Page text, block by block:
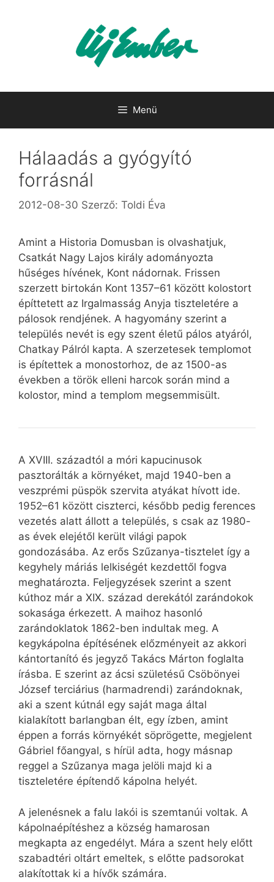
Menü
Hálaadás a gyógyító
forrásnál
2012-08-30 Szerző: Toldi Éva
Amint a Historia Domusban is olvashatjuk,
Csatkát Nagy Lajos király adományozta
hűséges hívének, Kont nádornak. Frissen
szerzett birtokán Kont 1357–61 között kolostort
építtetett az Irgalmasság Anyja tiszteletére a
pálosok rendjének. A hagyomány szerint a
település nevét is egy szent életű pálos atyáról,
Chatkay Pálról kapta. A szerzetesek templomot
is építettek a monostorhoz, de az 1500-as
években a török elleni harcok során mind a
kolostor, mind a templom megsemmisült.
A XVIII. századtól a móri kapucinusok
pasztorálták a környéket, majd 1940-ben a
veszprémi püspök szervita atyákat hívott ide.
1952–61 között ciszterci, később pedig ferences
vezetés alatt állott a település, s csak az 1980-
as évek elejétől került világi papok
gondozásába. Az erős Szűzanya-tisztelet így a
kegyhely máriás lelkiségét kezdettől fogva
meghatározta. Feljegyzések szerint a szent
kúthoz már a XIX. század derekától zarándokok
sokasága érkezett. A maihoz hasonló
zarándoklatok 1862-ben indultak meg. A
kegykápolna építésének előzményeit az akkori
kántortanító és jegyző Takács Márton foglalta
írásba. E szerint az ácsi születésű Csöbönyei
József terciárius (harmadrendi) zarándoknak,
aki a szent kútnál egy saját maga által
kialakított barlangban élt, egy ízben, amint
éppen a forrás környékét söprögette, megjelent
Gábriel főangyal, s hírül adta, hogy másnap
reggel a Szűzanya maga jelöli majd ki a
tiszteletére építendő kápolna helyét.
A jelenésnek a falu lakói is szemtanúi voltak. A
kápolnaépítéshez a község hamarosan
megkapta az engedélyt. Mára a szent hely előtt
szabadtéri oltárt emeltek, s előtte padsorokat
alakítottak ki a hívők számára.